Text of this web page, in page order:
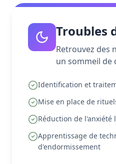
Troubles
Retrouvez des
un sommeil de
Identification et
Mise en place de
Réduction de l'anxiété
Apprentissage de
d'endormissement